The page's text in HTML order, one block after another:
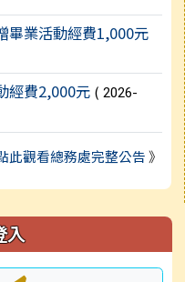
畢業活動經費1,000元
經費2,000元 ( 2026-
此觀看總務處完整公告》
入